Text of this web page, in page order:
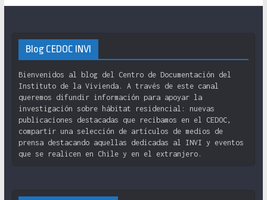
Blog CEDOC INVI
Bienvenidos al blog del Centro de Documentación del
Instituto de la Vivienda. A través de este canal
queremos difundir información para apoyar la
investigación sobre hábitat residencial: nuevas
publicaciones destacadas que recibamos en el CEDOC,
compartir una selección de artículos de medios de
prensa destacando aquellas dedicadas al INVI y eventos
que se realicen en Chile y en el extranjero.